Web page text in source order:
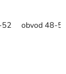
52 obvod 48-